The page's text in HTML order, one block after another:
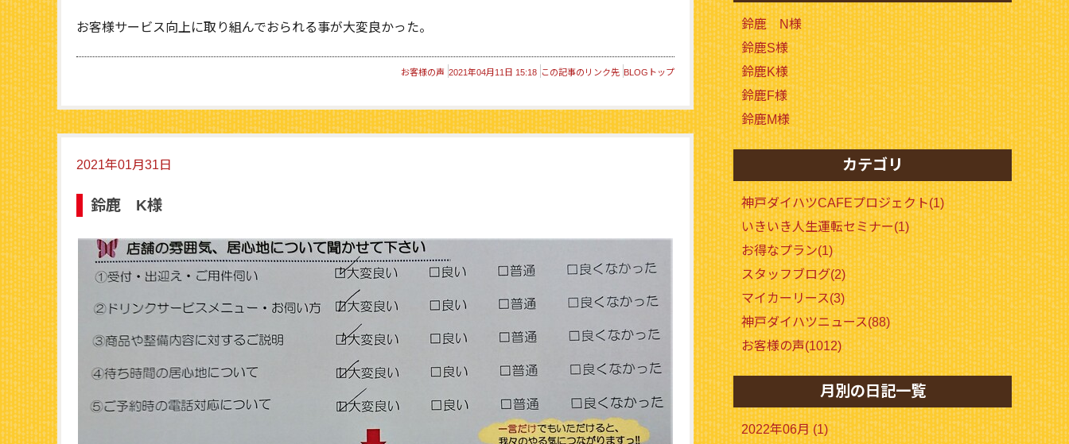
お客様サービス向上に取り組んでおられる事が大変良かった。
お客様の声 2021年04月11日 15:18 この記事のリンク先 BLOGトップ
2021年01月31日
鈴鹿 K様
鈴鹿 N様
鈴鹿S様
鈴鹿K様
鈴鹿F様
鈴鹿M様
カテゴリ
神戸ダイハツCAFEプロジェクト(1)
いきいき人生運転セミナー(1)
お得なプラン(1)
スタッフブログ(2)
マイカーリース(3)
神戸ダイハツニュース(88)
お客様の声(1012)
月別の日記一覧
2022年06月 (1)